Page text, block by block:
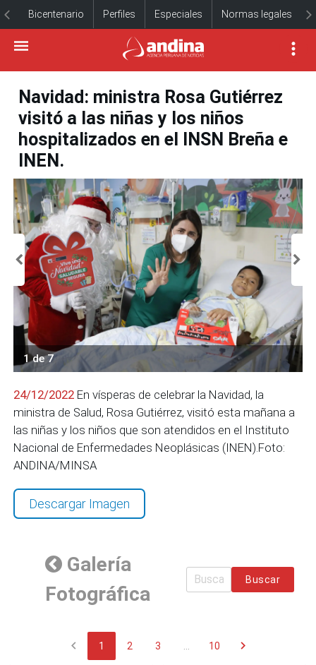
Bicentenario Perfiles Especiales Normas legales
Navidad: ministra Rosa Gutiérrez
visitó a las niñas y los niños
hospitalizados en el INSN Breña e
INEN.
1 de 7
24/12/2022 En vísperas de celebrar la Navidad, la
ministra de Salud, Rosa Gutiérrez, visitó esta mañana a
las niñas y los niños que son atendidos en el Instituto
Nacional de Enfermedades Neoplásicas (INEN).Foto:
ANDINA/MINSA
Descargar Imagen
Galería
Fotográfica
Buscar
chevron_left 1 2 3 10 chevron_right